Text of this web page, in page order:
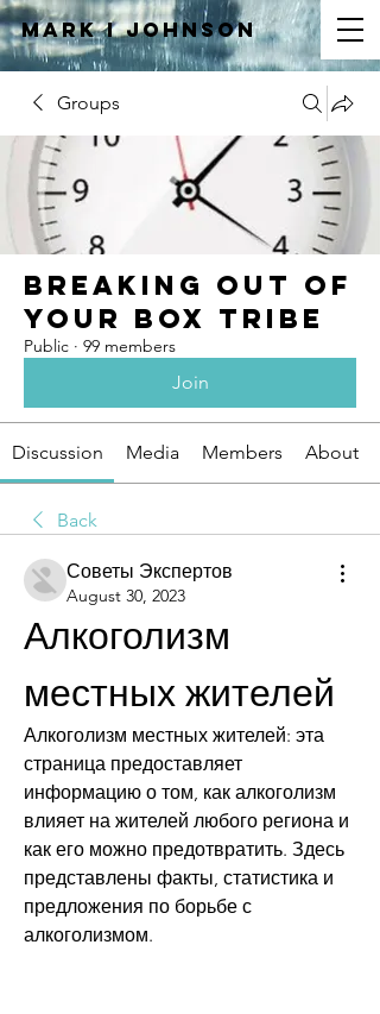
Mark IJOHNSON
Groups
Breaking Out of
Your Box Tribe
Public · 99 members
Join
Discussion Media Members About
Back
Советы Экспертов
August 30, 2023
Алкоголизм
местных жителей
Алкоголизм местных жителей: эта
страница предоставляет
информацию о том, как алкоголизм
влияет на жителей любого региона и
как его можно предотвратить. Здесь
представлены факты, статистика и
предложения по борьбе с
алкоголизмом.